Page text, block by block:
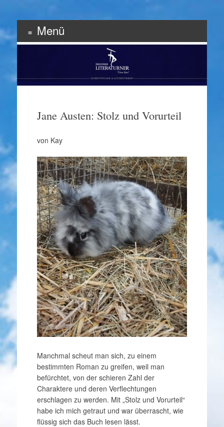
Schriftsteller & Autorenverein
Menü
Jane Austen: Stolz und Vorurteil
von Kay
Manchmal scheut man sich, zu einem
bestimmten Roman zu greifen, weil man
befürchtet, von der schieren Zahl der
Charaktere und deren Verflechtungen
erschlagen zu werden. Mit „Stolz und Vorurteil“
habe ich mich getraut und war überrascht, wie
flüssig sich das Buch lesen lässt.